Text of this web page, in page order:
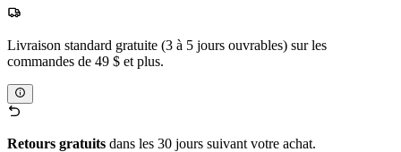
Livraison standard gratuite (3 à 5 jours ouvrables) sur les
commandes de 49 $ et plus.
Retours gratuits dans les 30 jours suivant votre achat.